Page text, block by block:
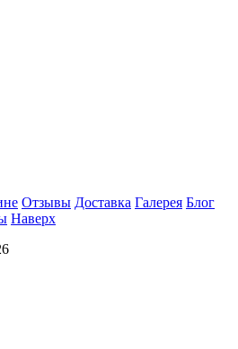
Отзывы Доставка Галерея Блог
Наверх